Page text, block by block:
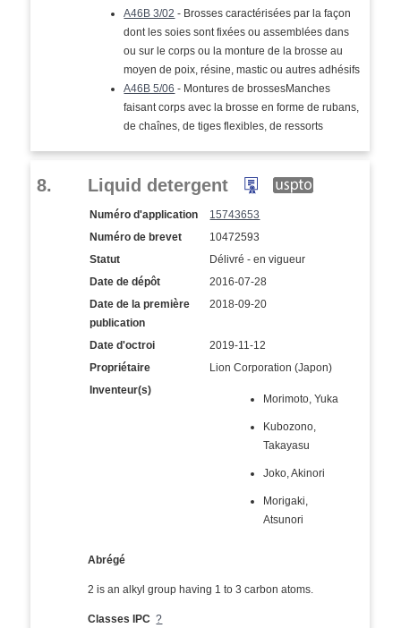
A46B 3/02 - Brosses caractérisées par la façon
dont les soies sont fixées ou assemblées dans
ou sur le corps ou la monture de la brosse au
moyen de poix, résine, mastic ou autres adhésifs
A46B 5/06 - Montures de brossesManches
faisant corps avec la brosse en forme de rubans,
de chaînes, de tiges flexibles, de ressorts
8. Liquid detergent
Numéro d'application
15743653
Numéro de brevet
10472593
Statut
Délivré - en vigueur
Date de dépôt
2016-07-28
Date de la première
publication
2018-09-20
Date d'octroi
2019-11-12
Propriétaire
Lion Corporation (Japon)
Inventeur(s)
Morimoto, Yuka
Kubozono,
Takayasu
Joko, Akinori
Morigaki,
Atsunori
Abrégé
2 is an alkyl group having 1 to 3 carbon atoms.
Classes IPC ?